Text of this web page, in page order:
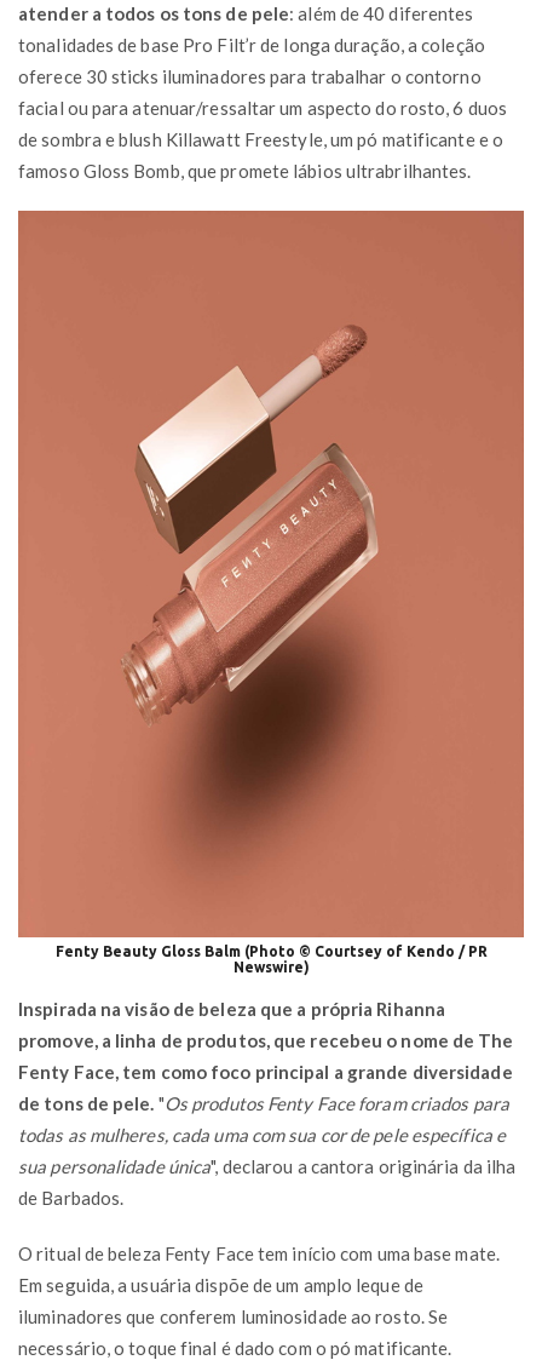
atender a todos os tons de pele: além de 40 diferentes
tonalidades de base Pro Filt’r de longa duração, a coleção
oferece 30 sticks iluminadores para trabalhar o contorno
facial ou para atenuar/ressaltar um aspecto do rosto, 6 duos
de sombra e blush Killawatt Freestyle, um pó matificante e o
famoso Gloss Bomb, que promete lábios ultrabrilhantes.
Fenty Beauty Gloss Balm (Photo © Courtsey of Kendo / PR
Newswire)
Inspirada na visão de beleza que a própria Rihanna
promove, a linha de produtos, que recebeu o nome de The
Fenty Face, tem como foco principal a grande diversidade
de tons de pele. "Os produtos Fenty Face foram criados para
todas as mulheres, cada uma com sua cor de pele específica e
sua personalidade única", declarou a cantora originária da ilha
de Barbados.
O ritual de beleza Fenty Face tem início com uma base mate.
Em seguida, a usuária dispõe de um amplo leque de
iluminadores que conferem luminosidade ao rosto. Se
necessário, o toque final é dado com o pó matificante.